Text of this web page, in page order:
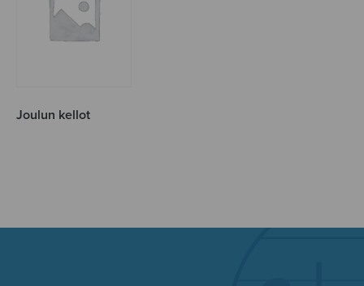
Joulun kellot